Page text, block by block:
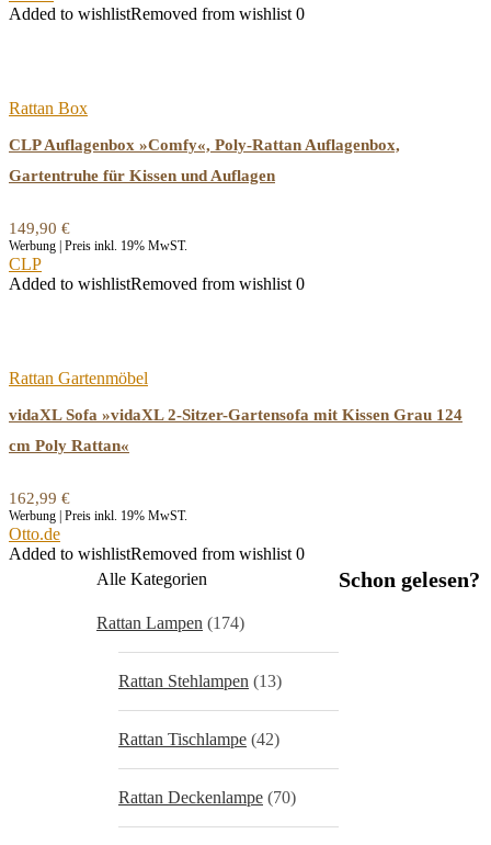
Added to wishlistRemoved from wishlist 0
Rattan Box
CLP Auflagenbox »Comfy«, Poly-Rattan Auflagenbox,
Gartentruhe für Kissen und Auflagen
149,90 €
Werbung | Preis inkl. 19% MwST.
CLP
Added to wishlistRemoved from wishlist 0
Rattan Gartenmöbel
vidaXL Sofa »vidaXL 2-Sitzer-Gartensofa mit Kissen Grau 124
cm Poly Rattan«
162,99 €
Werbung | Preis inkl. 19% MwST.
Otto.de
Added to wishlistRemoved from wishlist 0
Alle Kategorien
Rattan Lampen (174)
Rattan Stehlampen (13)
Rattan Tischlampe (42)
Rattan Deckenlampe (70)
Schon gelesen?